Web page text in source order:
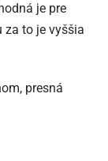
je pre
za to je vyššia
presná